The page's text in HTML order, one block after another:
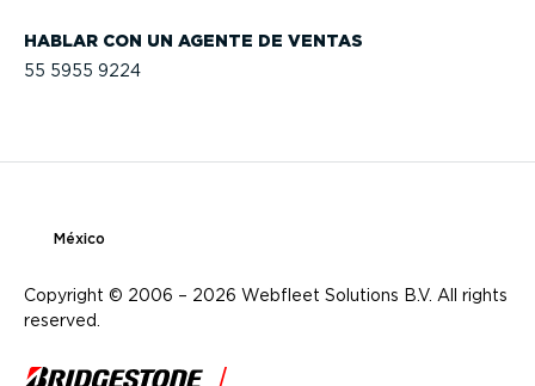
HABLAR CON UN AGENTE DE VENTAS
55 5955 9224
Copyright © 2006 – 2026 Webfleet Solutions B.V. All rights
reserved.
México